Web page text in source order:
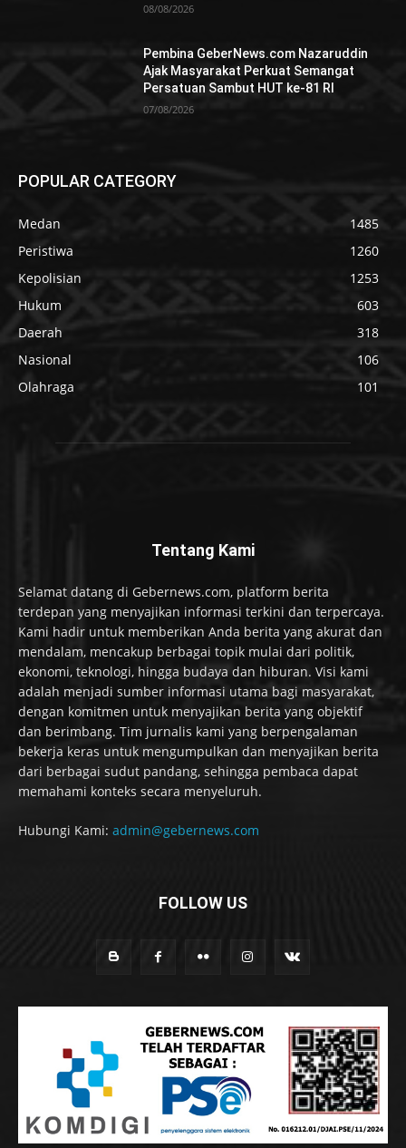
08/08/2026
Pembina GeberNews.com Nazaruddin
Ajak Masyarakat Perkuat Semangat
Persatuan Sambut HUT ke-81 RI
07/08/2026
POPULAR CATEGORY
Medan
1485
Peristiwa
1260
Kepolisian
1253
Hukum
603
Daerah
318
Nasional
106
Olahraga
101
Tentang Kami
Selamat datang di Gebernews.com, platform berita
terdepan yang menyajikan informasi terkini dan terpercaya.
Kami hadir untuk memberikan Anda berita yang akurat dan
mendalam, mencakup berbagai topik mulai dari politik,
ekonomi, teknologi, hingga budaya dan hiburan. Visi kami
adalah menjadi sumber informasi utama bagi masyarakat,
dengan komitmen untuk menyajikan berita yang objektif
dan berimbang. Tim jurnalis kami yang berpengalaman
bekerja keras untuk mengumpulkan dan menyajikan berita
dari berbagai sudut pandang, sehingga pembaca dapat
memahami konteks secara menyeluruh.
Hubungi Kami: admin@gebernews.com
FOLLOW US